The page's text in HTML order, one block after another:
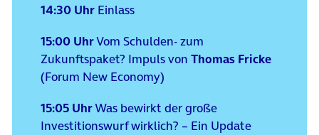
14:30 Uhr Einlass
15:00 UhrVom Schulden- zum
Zukunftspaket? Impuls von Thomas Fricke
(Forum New Economy)
15:05 UhrWas bewirkt der große
Investitionswurf wirklich? – Ein Update